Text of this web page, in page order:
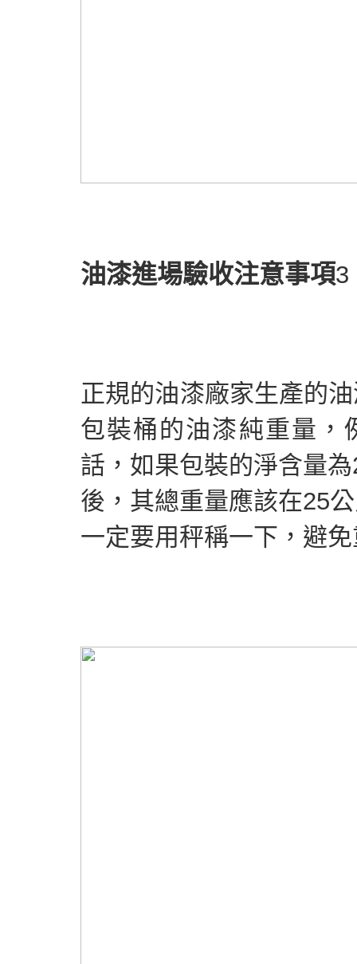
油漆進場驗收注意事項3
正規的油漆廠家生產的
包裝桶的油漆純重量，
話，如果包裝的淨含量
後，其總重量應該在25
一定要用秤稱一下，避